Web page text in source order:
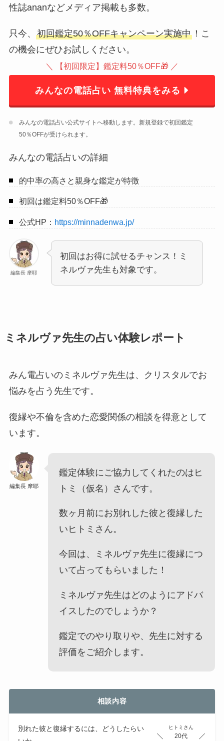
性誌ananなどメディア掲載も多数。
只今、 初回鑑定50％OFFキャンペーン実施中！こ
の機会にぜひお試しください。
＼ 【初回限定】鑑定料50％OFF🎁 ／
みんなの電話占い 無料特典をみる
みんなの電話占い公式サイトへ移動します。新規登録で初回鑑定
50％OFFが受けられます。
みんなの電話占いの詳細
的中率の高さと親身な鑑定が特徴
初回は鑑定料50％OFF🎁
公式HP： https://minnadenwa.jp/
編集長 摩耶
初回はお得に試せるチャンス！ミ
ネルヴァ先生も対象です。
ミネルヴァ先生の占い体験レポート
みん電占いのミネルヴァ先生は、クリスタルでお
悩みを占う先生です。
復縁や不倫を含めた恋愛関係の相談を得意として
います。
編集長 摩耶
鑑定体験にご協力してくれたのはヒ
トミ（仮名）さんです。
数ヶ月前にお別れした彼と復縁した
いヒトミさん。
今回は、ミネルヴァ先生に復縁につ
いて占ってもらいました！
ミネルヴァ先生はどのようにアドバ
イスしたのでしょうか？
鑑定でのやり取りや、先生に対する
評価をご紹介します。
相談内容
別れた彼と復縁するには、どうしたらい
ヒトミさん
20代